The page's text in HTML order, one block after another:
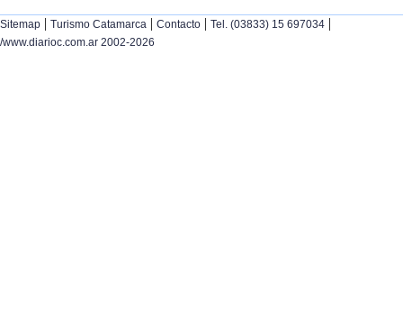
Sitemap | Turismo Catamarca | Contacto | Tel. (03833) 15 697034 |
/www.diarioc.com.ar 2002-2026